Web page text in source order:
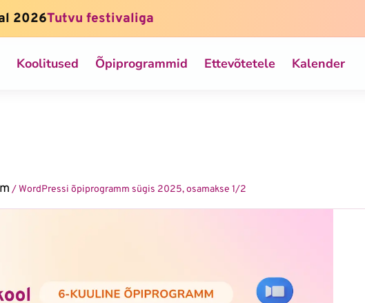
2026Tutvu festivaliga
Koolitused Õpiprogrammid Ettevõtetele Kalender
/ WordPressi õpiprogramm sügis 2025, osamakse 1/2